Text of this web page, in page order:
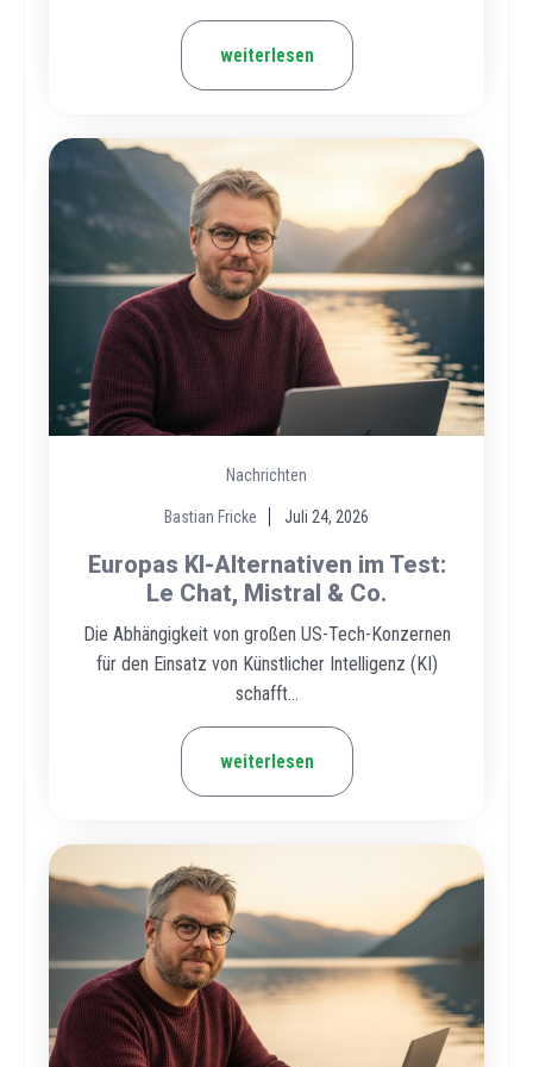
weiterlesen
Nachrichten
Bastian Fricke Juli 24, 2026
Europas KI-Alternativen im Test:
Le Chat, Mistral & Co.
Die Abhängigkeit von großen US-Tech-Konzernen
für den Einsatz von Künstlicher Intelligenz (KI)
schafft...
weiterlesen